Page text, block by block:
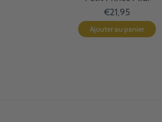
€21,95
Ajouter au panier